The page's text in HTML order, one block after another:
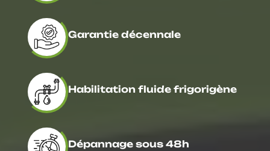
Garantie décennale
Habilitation fluide frigorigène
Dépannage sous 48h